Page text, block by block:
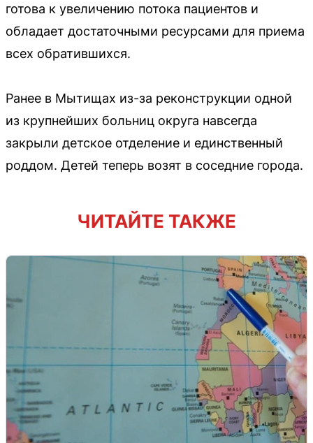
готова к увеличению потока пациентов и
обладает достаточными ресурсами для приема
всех обратившихся.
Ранее в Мытищах из-за реконструкции одной
из крупнейших больниц округа навсегда
закрыли детское отделение и единственный
роддом. Детей теперь возят в соседние города.
ЧИТАЙТЕ ТАКЖЕ